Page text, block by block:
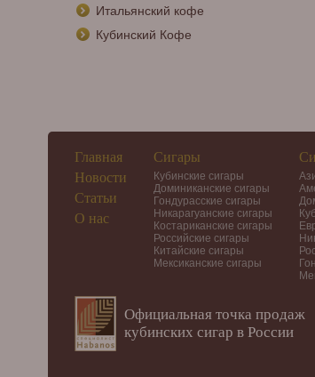
Итальянский кофе
Кубинский Кофе
Главная
Новости
Статьи
О нас
Сигары
Кубинские сигары
Доминиканские сигары
Гондурасские сигары
Никарагуанские сигары
Костариканские сигары
Российские сигары
Китайские сигары
Мексиканские сигары
Официальная точка продаж
кубинских сигар в России